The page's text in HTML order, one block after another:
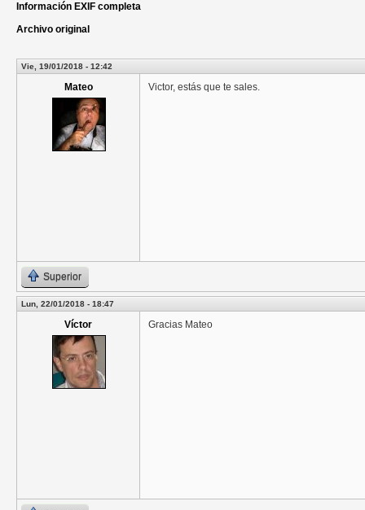
Información EXIF completa
Archivo original
Vie, 19/01/2018 - 12:42
Mateo Victor, estás que te sales.
Superior
Lun, 22/01/2018 - 18:47
Víctor Gracias Mateo